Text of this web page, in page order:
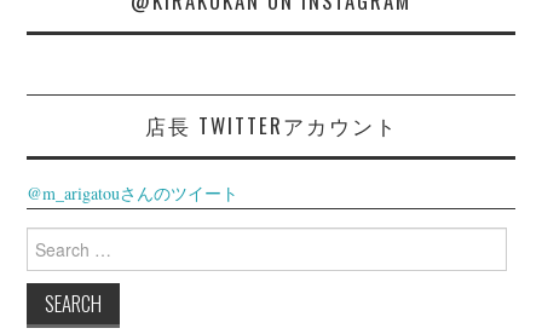
店長 TWITTERアカウント
@m_arigatouさんのツイート
Search
for: